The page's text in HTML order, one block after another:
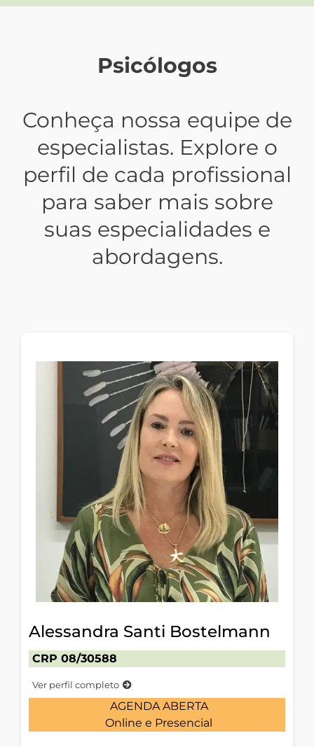
Psicólogos
Conheça nossa equipe de
especialistas. Explore o
perfil de cada profissional
para saber mais sobre
suas especialidades e
abordagens.
Alessandra Santi Bostelmann
CRP 08/30588
Ver perfil completo
AGENDA ABERTA
Online e Presencial